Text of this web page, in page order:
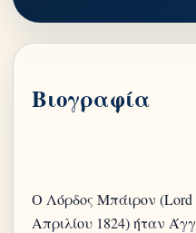
Βιογραφία
Ο Λόρδος Μπάιρον (Lord
Απριλίου 1824) ήταν